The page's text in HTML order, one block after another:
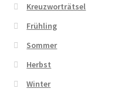
Kreuzworträtsel
Frühling
Sommer
Herbst
Winter